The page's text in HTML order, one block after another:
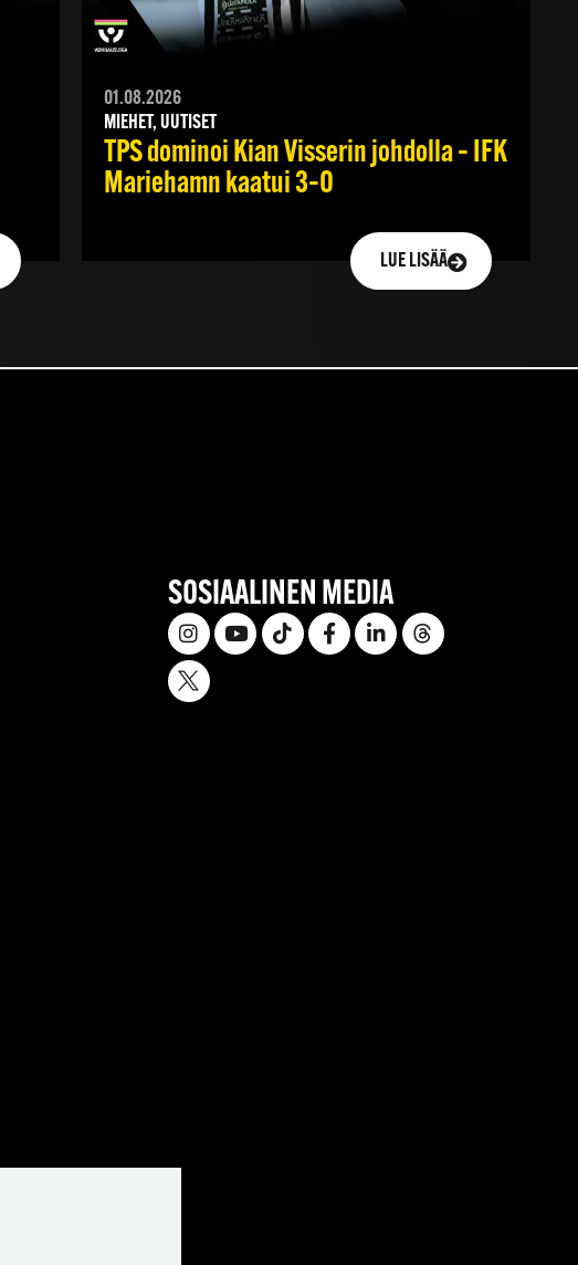
01.08.2026
MIEHET, UUTISET
TPS dominoi Kian Visserin johdolla – IFK
Mariehamn kaatui 3–0
LUE LISÄÄ
SOSIAALINEN MEDIA